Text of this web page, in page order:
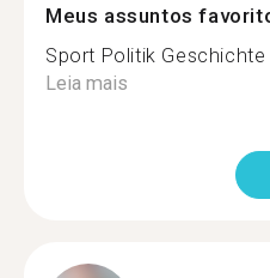
Meus assuntos
Sport Politik Geschichte
Leia mais